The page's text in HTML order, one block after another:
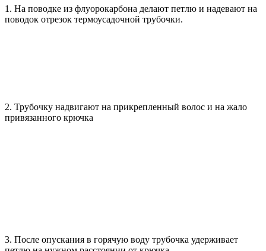
1. На поводке из флуорокарбона делают петлю и надевают на
поводок отрезок термоусадочной трубочки.
2. Трубочку надвигают на прикрепленный волос и на жало
привязанного крючка
3. После опускания в горячую воду трубочка удерживает